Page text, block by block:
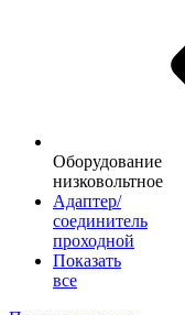
Оборудование
низковольтное
Адаптер/
соединитель
проходной
Показать
все